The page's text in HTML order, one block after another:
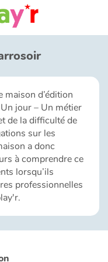
d’édition
jour – Un métier
de la difficulté de
sur les
a donc
à comprendre ce
lorsqu’ils
professionnelles